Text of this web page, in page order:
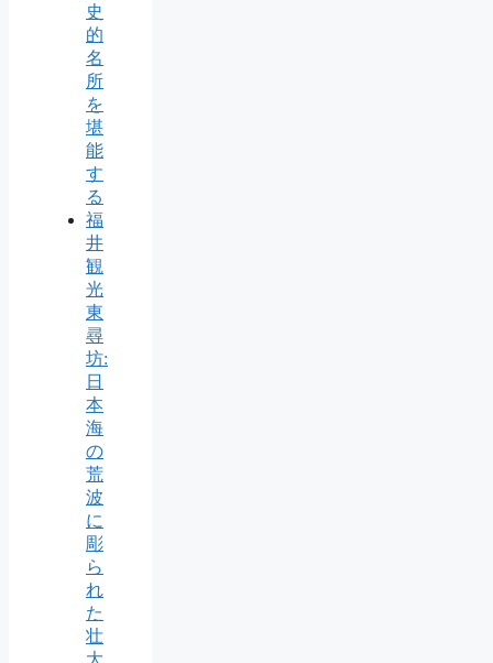
史
的
名
所
を
堪
能
す
る
福
井
観
光
東
尋
坊:
日
本
海
の
荒
波
に
彫
ら
れ
た
壮
大